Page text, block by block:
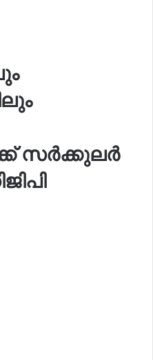
സർക്കുലർ